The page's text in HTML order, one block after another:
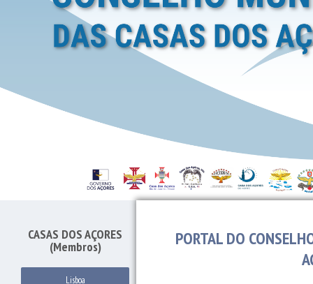
CASAS DOS AÇORES
(Membros)
Lisboa
PORTAL DO